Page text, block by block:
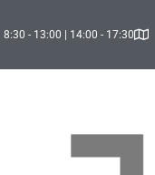
8:30 - 13:00 | 14:00 - 17:30